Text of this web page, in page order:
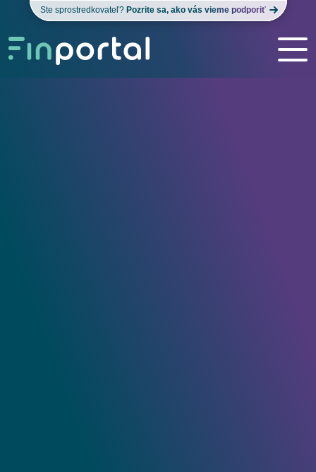
Ste sprostredkovateľ? Pozrite sa, ako vás vieme podporiť